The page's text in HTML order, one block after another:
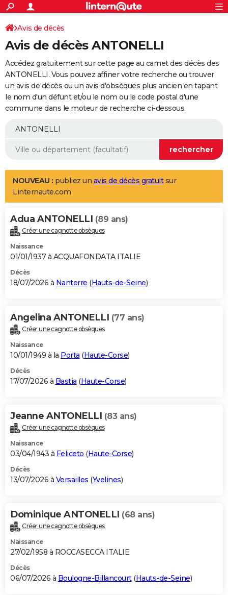
ACTUALITÉS
Politique
Société
Faits Divers
Education
Monde
Villes
+
SPORT
Coupe du monde 2026
Football
Tennis
Cyclisme
Rugby
Forum
Programme TV
TNT
Streaming
Cinéma
Sorties cinéma
Musique
+
FINANCE
Impôts
Immobilier
Risques naturels par ville
Banque
Assurance
Crédit
AUTO
Essais
Réserver un essai
Citadines
Berlines
SUV
Forum auto
+
Mobiles
Meilleur smartphone
Internet
Ordinateurs
Jeux vidéo
Guide high-tech
Aménagement intérieur
LIFESTYLE
Art de vivre
Bien-être
Loisirs
Mode
Modes de vie
Alimentation
Guide de la santé
Maladies
Médicaments
Sommeil
VOYAGE
Destinations
City break
Voyage nature
Voyage de noces
Forum
Climat
+PHOTO
GUIDES D'ACHAT
BONS PLANS
Carte de Noël
Carte Bonne année
Carte Saint-Valentin
Carte Pâques
Carte d'anniversaire
DICTIONNAIRE
Dictionnaire
Biographies
Citations
Expressions
Proverbes
PROGRAMME TV
S'inscrire
Se connecter
Lycées
Collèges
Primaires
Universités
Entreprises
Service militaire
Avis de recherche
AVIS DE DÉCÈS
Bricolage
Lifestyle
Culture
Sport
Auto
Television
Voyage
Cinema
Avis de décès
Avis de décès ANTONELLI
Accédez gratuitement sur cette page au carnet des décès des
ANTONELLI. Vous pouvez affiner votre recherche ou trouver
un avis de décès ou un avis d'obsèques plus ancien en tapant
le nom d'un défunt et/ou le nom ou le code postal d'une
commune dans le moteur de recherche ci-dessous.
NOUVEAU : publiez un avis de décès gratuitsur
Linternaute.com
Adua ANTONELLI (89 ans)
Créer une cagnotte obsèques
Naissance
01/01/1937 à ACQUAFONDATA ITALIE
Décès
18/07/2026 à Nanterre (Hauts-de-Seine)
Angelina ANTONELLI (77 ans)
Créer une cagnotte obsèques
Naissance
10/01/1949 à la Porta (Haute-Corse)
Décès
17/07/2026 à Bastia (Haute-Corse)
Jeanne ANTONELLI (83 ans)
Créer une cagnotte obsèques
Naissance
03/04/1943 à Feliceto (Haute-Corse)
Décès
13/07/2026 à Versailles (Yvelines)
Dominique ANTONELLI (68 ans)
Créer une cagnotte obsèques
Naissance
27/02/1958 à ROCCASECCA ITALIE
Décès
06/07/2026 à Boulogne-Billancourt(Hauts-de-Seine)